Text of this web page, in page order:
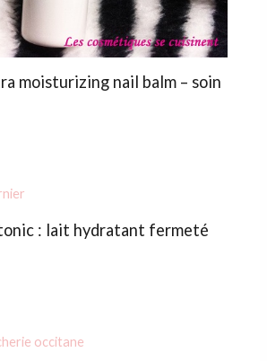
moisturizing nail balm – soin
: lait hydratant fermeté